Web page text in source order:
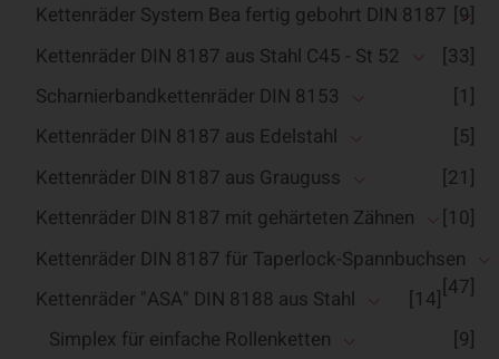
Kettenräder System Bea fertig gebohrt DIN 8187 [9]
Kettenräder DIN 8187 aus Stahl C45 - St 52
[33]
Scharnierbandkettenräder DIN 8153
[1]
Kettenräder DIN 8187 aus Edelstahl
[5]
Kettenräder DIN 8187 aus Grauguss
[21]
Kettenräder DIN 8187 mit gehärteten Zähnen
[10]
Kettenräder DIN 8187 für Taperlock-Spannbuchsen
[47]
Kettenräder "ASA" DIN 8188 aus Stahl
[14]
Simplex für einfache Rollenketten
[9]